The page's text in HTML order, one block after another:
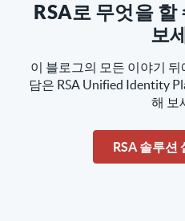
RSA로 무엇을 할
보
이 블로그의 모든 이야기
담은 RSA Unified Identity
해 보
RSA 솔루션